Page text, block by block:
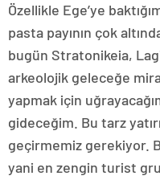
Özellikle Ege’ye
pasta payının çok
bugün Stratonikeia,
arkeolojik geleceğe
yapmak için
gideceğim. Bu tarz
geçirmemiz gerekiyor.
yani en zengin turist